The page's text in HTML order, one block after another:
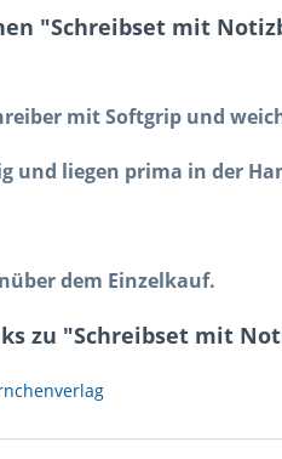
"Schreibset mit
mit Softgrip und
und liegen prima in der
dem Einzelkauf.
zu "Schreibset mit